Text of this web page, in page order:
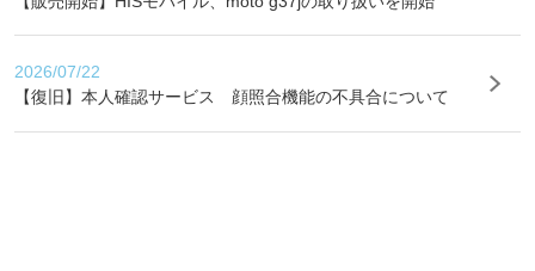
2026/07/22
【復旧】本人確認サービス 顔照合機能の不具合について